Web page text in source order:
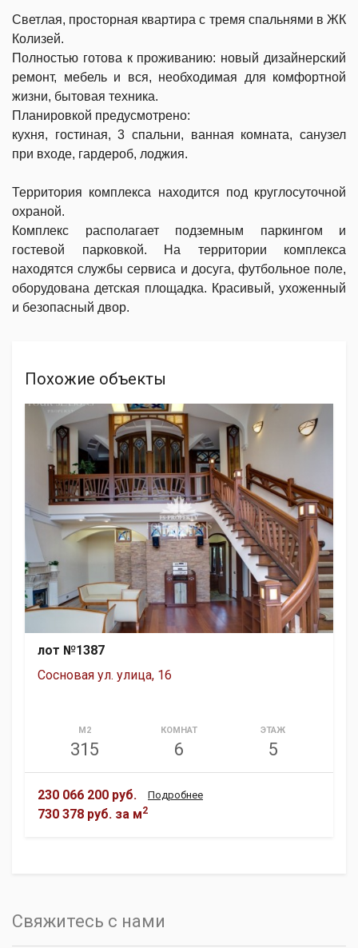
Светлая, просторная квартира с тремя спальнями в ЖК
Колизей.
Полностью готова к проживанию: новый дизайнерский
ремонт, мебель и вся, необходимая для комфортной
жизни, бытовая техника.
Планировкой предусмотрено:
кухня, гостиная, 3 спальни, ванная комната, санузел
при входе, гардероб, лоджия.
Территория комплекса находится под круглосуточной
охраной.
Комплекс располагает подземным паркингом и
гостевой парковкой. На территории комплекса
находятся службы сервиса и досуга, футбольное поле,
оборудована детская площадка. Красивый, ухоженный
и безопасный двор.
Похожие объекты
лот №1387
Сосновая ул. улица, 16
М2
315
КОМНАТ
6
ЭТАЖ
5
230 066 200 руб.
730 378 руб. за м2
Подробнее
Свяжитесь с нами